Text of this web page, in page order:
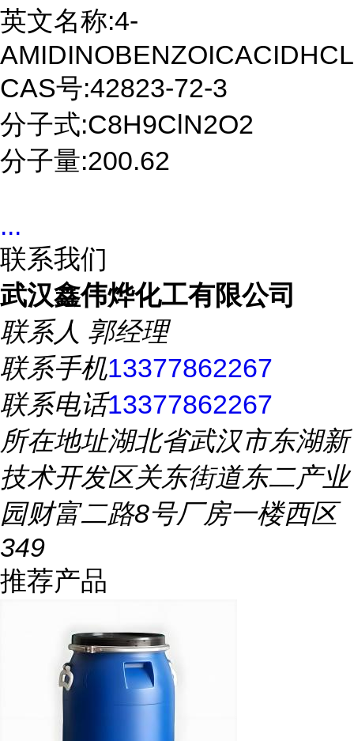
英文名称:4-
AMIDINOBENZOICACIDHCL
CAS号:42823-72-3
分子式:C8H9ClN2O2
分子量:200.62
...
联系我们
武汉鑫伟烨化工有限公司
联系人 郭经理
联系手机13377862267
联系电话13377862267
所在地址湖北省武汉市东湖新
技术开发区关东街道东二产业
园财富二路8号厂房一楼西区
349
推荐产品